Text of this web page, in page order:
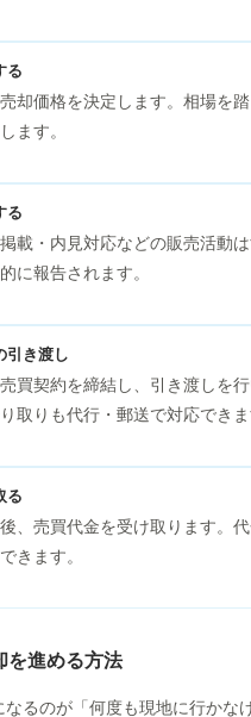
る
却価格を決定します。相場を
ます。
る
載・内見対応などの販売活動
に報告されます。
引き渡し
買契約を締結し、引き渡しを
取りも代行・郵送で対応できま
る
、売買代金を受け取ります。
きます。
を進める方法
るのが「何度も現地に行か